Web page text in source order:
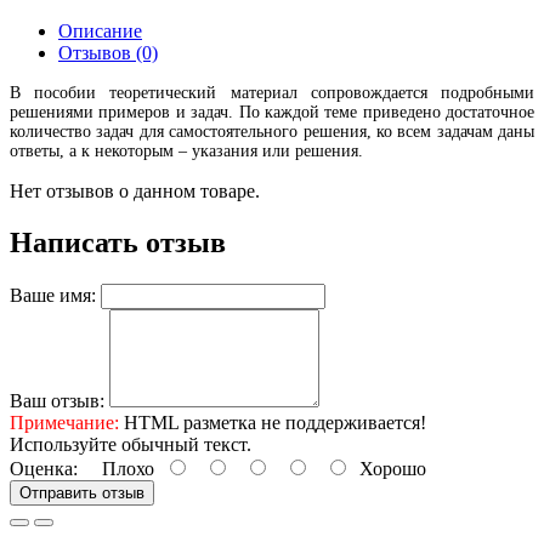
Описание
Отзывов (0)
В пособии теоретический материал сопровождается подробными
решениями примеров и задач. По каждой теме приведено достаточное
количество задач для самостоятельного решения, ко всем задачам даны
ответы, а к некоторым – указания или решения.
Нет отзывов о данном товаре.
Написать отзыв
Ваше имя:
Ваш отзыв:
Примечание: HTML разметка не поддерживается!
Используйте обычный текст.
Оценка: Плохо Хорошо
Отправить отзыв